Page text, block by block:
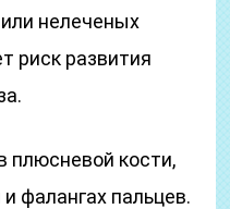
нелеченых
риск развития
плюсневой кости,
фалангах пальцев.